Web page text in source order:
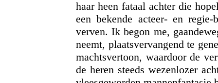
haar heen fataal achter die
een bekende acteer- en
verven. Ik begon me,
neemt, plaatsvervangend te
machtsvertoon, waardoor de
de heren steeds wezenlozer